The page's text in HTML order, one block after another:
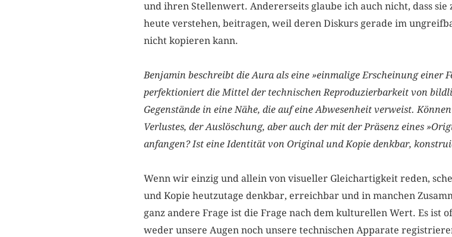
und ihren Stellenwert. Andererseits glaube ich auch nicht, dass
heute verstehen, beitragen, weil deren Diskurs gerade im
nicht kopieren kann.
Benjamin beschreibt die Aura als eine »einmalige Erscheinung einer
perfektioniert die Mittel der technischen Reproduzierbarkeit von
Gegenstände in eine Nähe, die auf eine Abwesenheit verweist.
Verlustes, der Auslöschung, aber auch der mit der Präsenz eines
anfangen? Ist eine Identität von Original und Kopie denkbar,
Wenn wir einzig und allein von visueller Gleichartigkeit reden,
und Kopie heutzutage denkbar, erreichbar und in manchen
ganz andere Frage ist die Frage nach dem kulturellen Wert. Es ist
weder unsere Augen noch unsere technischen Apparate